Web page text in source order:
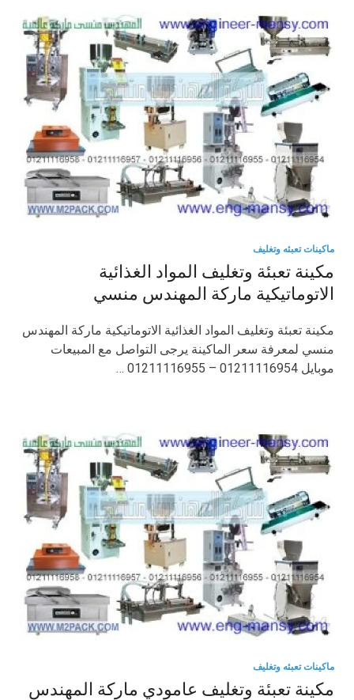
ماكينات تعبئه وتغليف
مكينة تعبئة وتغليف المواد الغذائية
الاتوماتيكية ماركة المهندس منسي
مكينة تعبئة وتغليف المواد الغذائية الاتوماتيكية ماركة المهندس
منسي لمعرفة سعر الماكينة يرجى التواصل مع المبيعات
موبايل 01211116954 – 01211116955 …
ماكينات تعبئه وتغليف
مكينة تعبئة وتغليف عامودي ماركة المهندس